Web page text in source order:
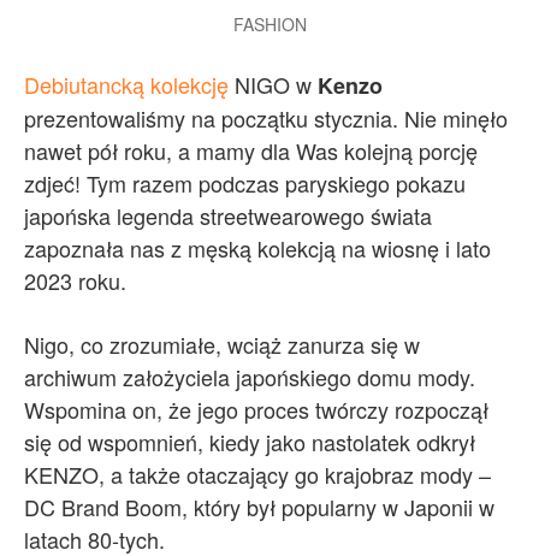
FASHION
Debiutancką kolekcję NIGO w Kenzo
prezentowaliśmy na początku stycznia. Nie minęło
nawet pół roku, a mamy dla Was kolejną porcję
zdjeć! Tym razem podczas paryskiego pokazu
japońska legenda streetwearowego świata
zapoznała nas z męską kolekcją na wiosnę i lato
2023 roku.
Nigo, co zrozumiałe, wciąż zanurza się w
archiwum założyciela japońskiego domu mody.
Wspomina on, że jego proces twórczy rozpoczął
się od wspomnień, kiedy jako nastolatek odkrył
KENZO, a także otaczający go krajobraz mody –
DC Brand Boom, który był popularny w Japonii w
latach 80-tych.